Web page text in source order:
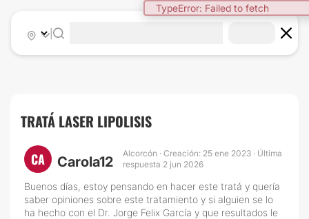
TypeError: Failed to fetch
|
TRATÁ LASER LIPOLISIS
CA Carola12
Alcorcón · Creación: 25 ene 2023 · Última
respuesta 2 jun 2026
Buenos días, estoy pensando en hacer este tratá y quería
saber opiniones sobre este tratamiento y si alguien se lo
ha hecho con el Dr. Jorge Felix García y que resultados le